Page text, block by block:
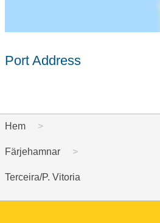
Port Address
Hem
Färjehamnar
Terceira/P. Vitoria